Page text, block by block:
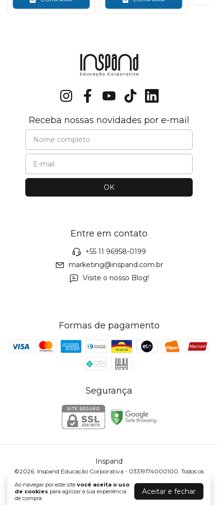
Ao navegar por este site você aceita o uso
de cookies para agilizar a sua experiência
de compra.
Aceitar e fechar
Receba nossas novidades por e-mail
Entre em contato
+55 11 96958-0199
marketing@inspand.com.br
Visite o nosso Blog!
Formas de pagamento
Segurança
Inspand
©2026. Inspand Educação Corporativa - 03319174000100. Todos os